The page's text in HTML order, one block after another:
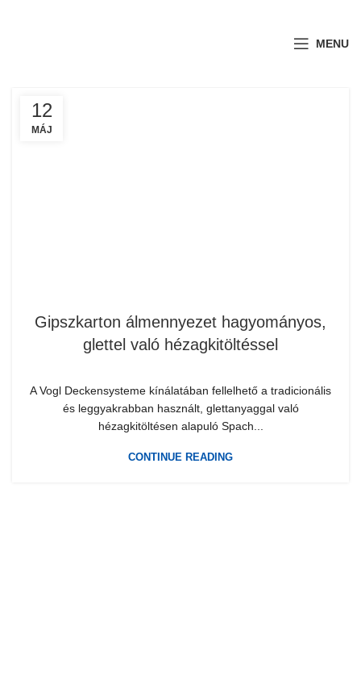
MENU
12
MÁJ
Gipszkarton álmennyezet hagyományos,
glettel való hézagkitöltéssel
A Vogl Deckensysteme kínálatában fellelhető a tradicionális
és leggyakrabban használt, glettanyaggal való
hézagkitöltésen alapuló Spach...
CONTINUE READING